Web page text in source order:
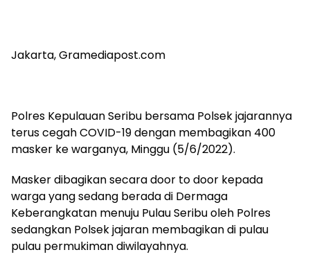
Jakarta, Gramediapost.com
Polres Kepulauan Seribu bersama Polsek jajarannya
terus cegah COVID-19 dengan membagikan 400
masker ke warganya, Minggu (5/6/2022).
Masker dibagikan secara door to door kepada
warga yang sedang berada di Dermaga
Keberangkatan menuju Pulau Seribu oleh Polres
sedangkan Polsek jajaran membagikan di pulau
pulau permukiman diwilayahnya.